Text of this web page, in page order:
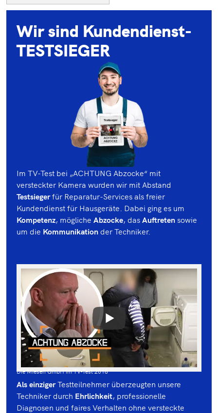
Wir sind Kundendienst-
TESTSIEGER
Im TV-Test bei „ACHTUNG Abzocke“ mit
versteckter Kamera wurden wir mit Abstand
Testsiegerfür Reparatur-Services als freier
Kundendienst für Hausgeräte. Dabei ging es um
Kompetenz, möglicheAbzocke, dasAuftretensowie
um die Kommunikationder Techniker.
Die Miesen GmbH im TV-Test 2018
Als einzigerTestteilnehmer überzeugten unsere
Techniker durch Ehrlichkeit, professionelle
Diagnosen und faires Verhalten ohne versteckte